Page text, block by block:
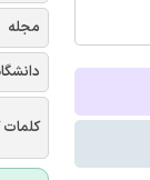
مجله